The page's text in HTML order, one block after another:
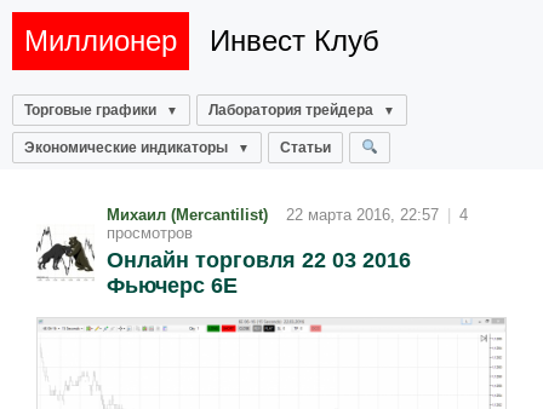
Миллионер Инвест Клуб
Торговые графики Лаборатория трейдера
Экономические индикаторы Статьи
Михаил (Mercantilist) 22 марта 2016, 22:57
4
просмотров
Онлайн торговля 22 03 2016
Фьючерс 6Е